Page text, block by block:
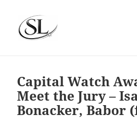
Capital Watch
Meet the Jury –
Bonacker, Babor